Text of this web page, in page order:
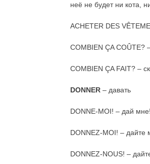
неё не будет ни кота,
ACHETER DES
COMBIEN ÇA COÛTE?
COMBIEN ÇA FAIT? –
DONNER– давать
DONNE-MOI! – дай
DONNEZ-MOI! – дайте
DONNEZ-NOUS! –